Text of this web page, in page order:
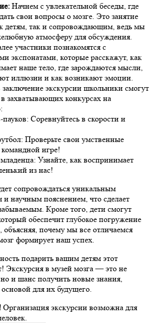
Начнем с увлекательной беседы, где
свои вопросы о мозге. Это занятие
детям, так и сопровождающим, ведь мы
атмосферу для обсуждения.
участники познакомятся с
экспонатами, которые расскажут, как
наше тело, где зарождаются мысли,
иллюзии и как возникают эмоции.
экскурсии школьники смогут
в захватывающих конкурсах на
Соревнуйтесь в скорости и
Проверьте свои умственные
игре!
Узнайте, как воспринимает
из нас!
сопровождаться уникальным
научным пояснением, что сделает
Кроме того, дети смогут
обеспечит глубокое погружение
почему мы все отличаемся
формирует наш успех.
подарить вашим детям этот
Экскурсия в музей мозга — это не
но и шанс получить новые знания,
для их будущего.
Организация экскурсии возможна для